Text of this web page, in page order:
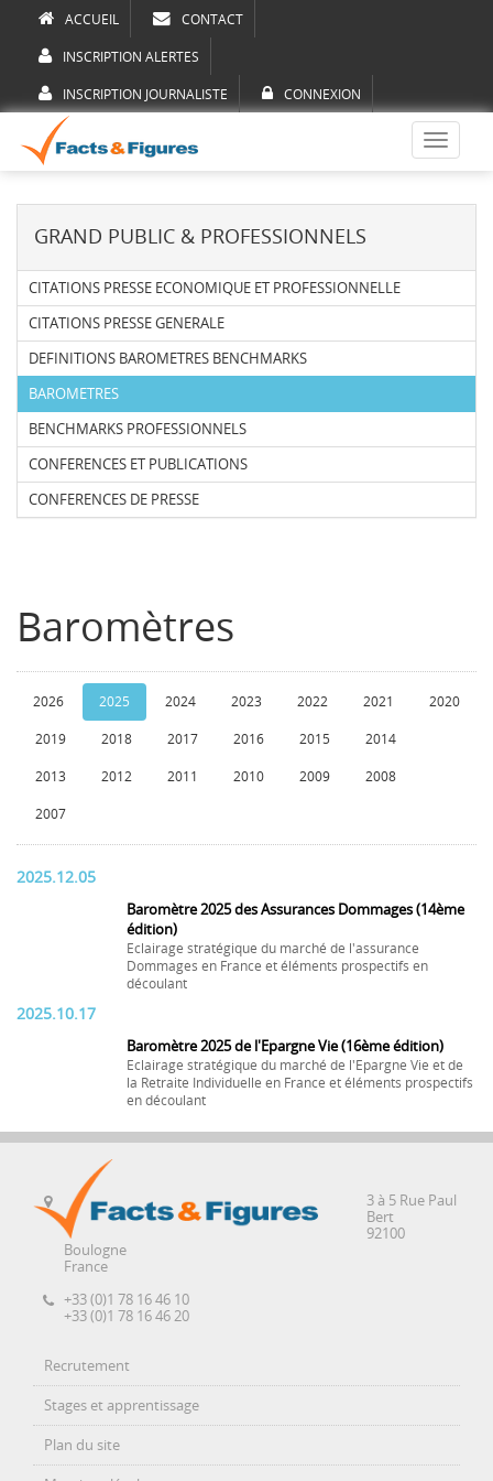
ACCUEIL CONTACT
INSCRIPTION ALERTES
INSCRIPTION JOURNALISTE CONNEXION
Toggle
GRAND PUBLIC & PROFESSIONNELS
CITATIONS PRESSE ECONOMIQUE ET PROFESSIONNELLE
CITATIONS PRESSE GENERALE
DEFINITIONS BAROMETRES BENCHMARKS
BAROMETRES
BENCHMARKS PROFESSIONNELS
CONFERENCES ET PUBLICATIONS
CONFERENCES DE PRESSE
Baromètres
2026 2025 2024 2023 2022 2021 2020
2019 2018 2017 2016 2015 2014
2013 2012 2011 2010 2009 2008
2007
2025.12.05
Baromètre 2025 des Assurances Dommages (14ème
édition)
Eclairage stratégique du marché de l'assurance
Dommages en France et éléments prospectifs en
découlant
2025.10.17
Baromètre 2025 de l'Epargne Vie (16ème édition)
Eclairage stratégique du marché de l'Epargne Vie et de
la Retraite Individuelle en France et éléments prospectifs
en découlant
3 à 5 Rue Paul
Bert
92100
Boulogne
France
+33 (0)1 78 16 46 10
+33 (0)1 78 16 46 20
Recrutement
Stages et apprentissage
Plan du site